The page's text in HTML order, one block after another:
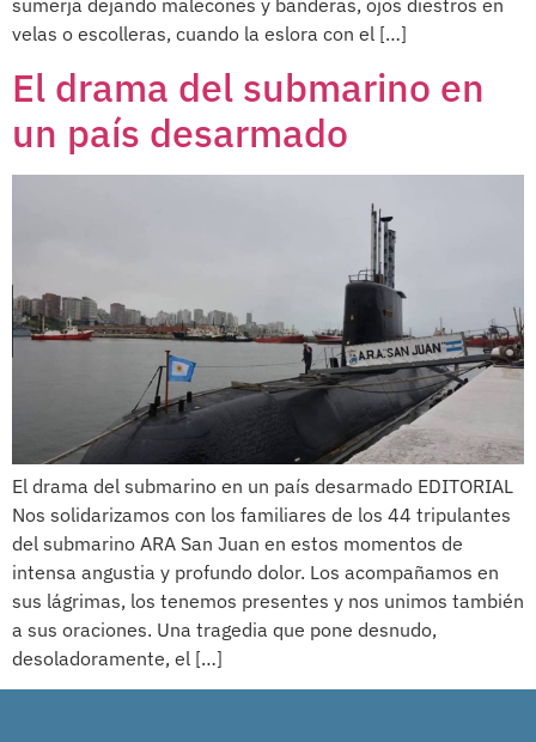
velas o escolleras, cuando la eslora con el […]
El drama del submarino en
un país desarmado
El drama del submarino en un país desarmado EDITORIAL
Nos solidarizamos con los familiares de los 44 tripulantes
del submarino ARA San Juan en estos momentos de
intensa angustia y profundo dolor. Los acompañamos en
sus lágrimas, los tenemos presentes y nos unimos también
a sus oraciones. Una tragedia que pone desnudo,
desoladoramente, el […]